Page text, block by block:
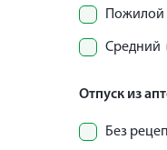
Пожилой
Средний
Отпуск из
Без